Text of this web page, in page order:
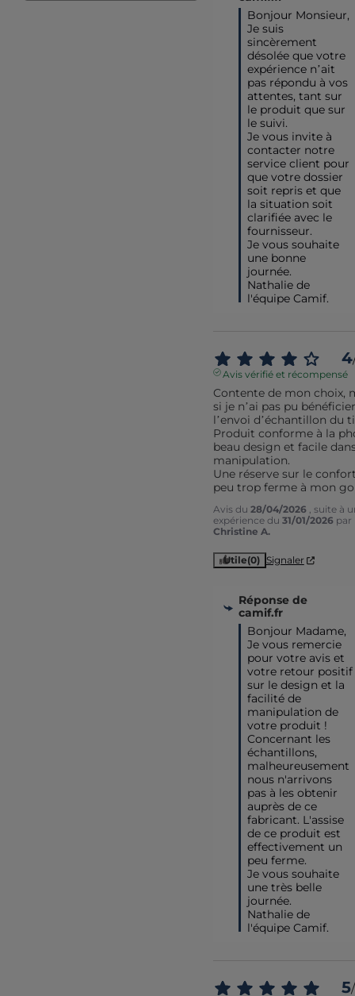
Bonjour Monsieur,
Je suis
sincèrement
désolée que votre
expérience n’ait
pas répondu à vos
attentes, tant sur
le produit que sur
le suivi.
Je vous invite à
contacter notre
service client pour
que votre dossier
soit repris et que
la situation soit
clarifiée avec le
fournisseur.
Je vous souhaite
une bonne
journée.
Nathalie de
l'équipe Camif.
4
Avis vérifié et récompensé
Contente de mon choix,
si je n’ai pas pu
l’envoi d’échantillon du
Produit conforme à la
beau design et facile
manipulation.
Une réserve sur le
peu trop ferme à mon
Avis du 28/04/2026 , suite à
expérience du 31/01/2026 par
Christine A.
Utile(0) Signaler
Réponse de
camif.fr
Bonjour Madame,
Je vous remercie
pour votre avis et
votre retour positif
sur le design et la
facilité de
manipulation de
votre produit !
Concernant les
échantillons,
malheureusement
nous n'arrivons
pas à les obtenir
auprès de ce
fabricant. L'assise
de ce produit est
effectivement un
peu ferme.
Je vous souhaite
une très belle
journée.
Nathalie de
l'équipe Camif.
5/